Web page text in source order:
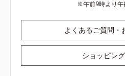
午前9時より
よくあるご質問・
ショッピン